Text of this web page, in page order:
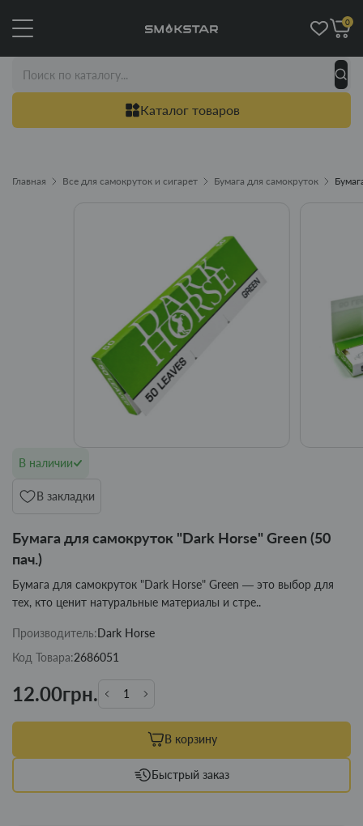
Каталог товаров
0
Главная Все для самокруток и сигарет Бумага для самокруток
В наличии
В закладки
Бумага для самокруток "Dark Horse" Green (50
пач.)
Бумага для самокруток "Dark Horse" Green — это выбор для
тех, кто ценит натуральные материалы и стре..
Производитель:Dark Horse
Код Товара:2686051
12.00грн.
В корзину
Быстрый заказ